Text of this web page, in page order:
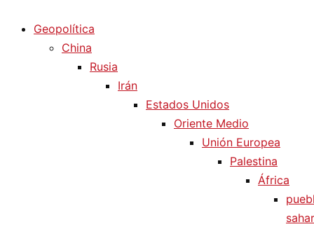
Geopolítica
China
Rusia
Irán
Estados Unidos
Oriente Medio
Unión Europea
Palestina
África